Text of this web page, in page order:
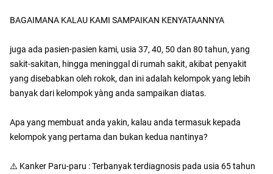
BAGAIMANA KALAU KAMI SAMPAIKAN KENYATAANNYA
juga ada pasien-pasien kami, usia 37, 40, 50 dan 80 tahun, yang
sakit-sakitan, hingga meninggal di rumah sakit, akibat penyakit
yang disebabkan oleh rokok, dan ini adalah kelompok yang lebih
banyak dari kelompok yàng anda sampaikan diatas.
Apa yang membuat anda yakin, kalau anda termasuk kepada
kelompok yang pertama dan bukan kedua nantinya?
⚠️ Kanker Paru-paru : Terbanyak terdiagnosis pada usia 65 tahun